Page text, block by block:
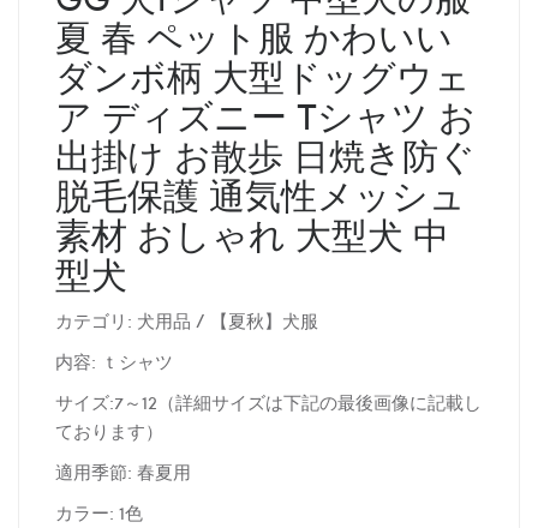
夏 春 ペット服 かわいい
ダンボ柄 大型ドッグウェ
ア ディズニー Tシャツ お
出掛け お散歩 日焼き防ぐ
脱毛保護 通気性メッシュ
素材 おしゃれ 大型犬 中
型犬
カテゴリ: 犬用品 / 【夏秋】犬服
内容: ｔシャツ
サイズ:7～12（詳細サイズは下記の最後画像に記載し
ております）
適用季節: 春夏用
カラー: 1色